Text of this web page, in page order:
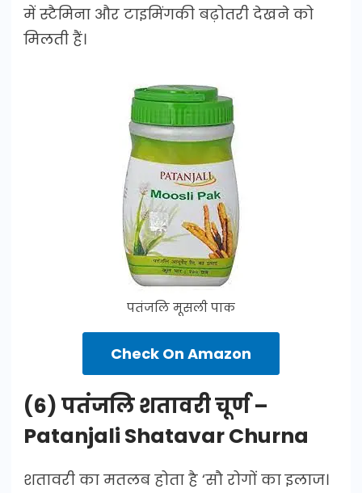
में स्टैमिना और टाइमिंगकी बढ़ोतरी देखने को
मिलती हैं।
पतंजलि मूसली पाक
Check On Amazon
(6) पतंजलि शतावरी चूर्ण –
Patanjali Shatavar Churna
शतावरी का मतलब होता है ‘सौ रोगों का इलाज।